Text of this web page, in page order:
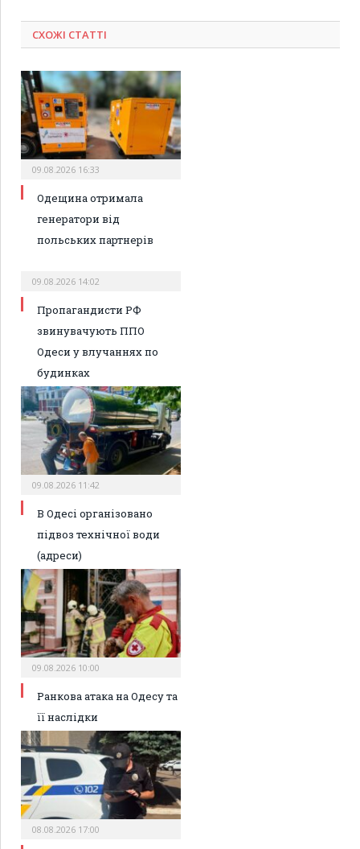
СХОЖІ СТАТТІ
09.08.2026 16:33
Одещина отримала
генератори від
польських партнерів
09.08.2026 14:02
Пропагандисти РФ
звинувачують ППО
Одеси у влучаннях по
будинках
09.08.2026 11:42
В Одесі організовано
підвоз технічної води
(адреси)
09.08.2026 10:00
Ранкова атака на Одесу та
її наслідки
08.08.2026 17:00